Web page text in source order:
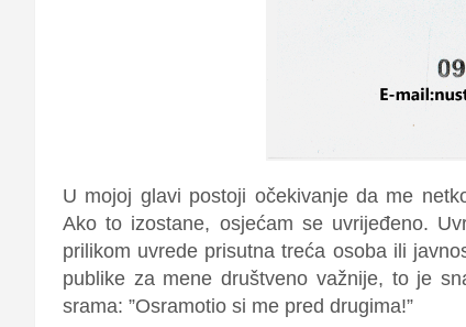
U mojoj glavi postoji očekivanje da me
Ako to izostane, osjećam se uvrijeđeno.
prilikom uvrede prisutna treća osoba ili
publike za mene društveno važnije, to je
srama: ”Osramotio si me pred drugima!”